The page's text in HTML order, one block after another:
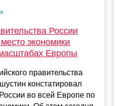
России
экономики
Европы
правительства
констатировал
во всей Европе по